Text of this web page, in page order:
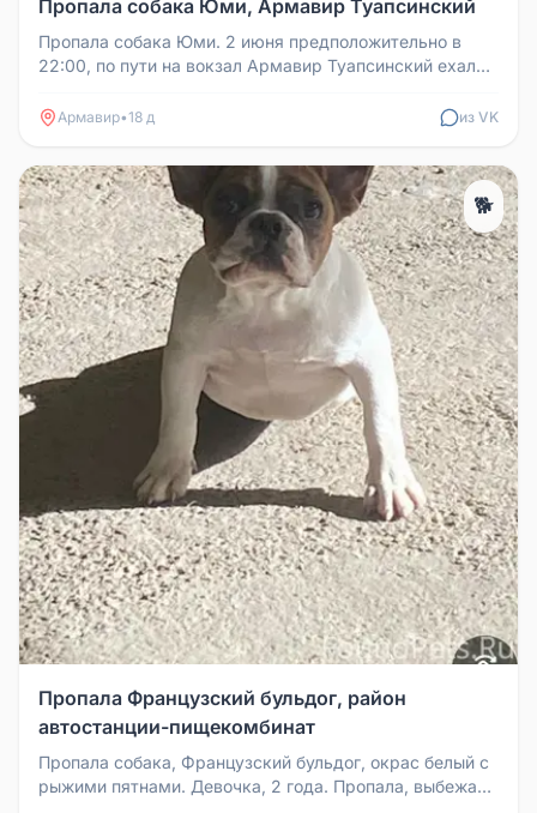
Пропала собака Юми, Армавир Туапсинский
Пропала собака Юми. 2 июня предположительно в
22:00, по пути на вокзал Армавир Туапсинский ехали
Армавир•18 д из VK
🐕
Пропала Французский бульдог, район
автостанции-пищекомбинат
Пропала собака, Французский бульдог, окрас белый с
рыжими пятнами. Девочка, 2 года. Пропала, выбежав